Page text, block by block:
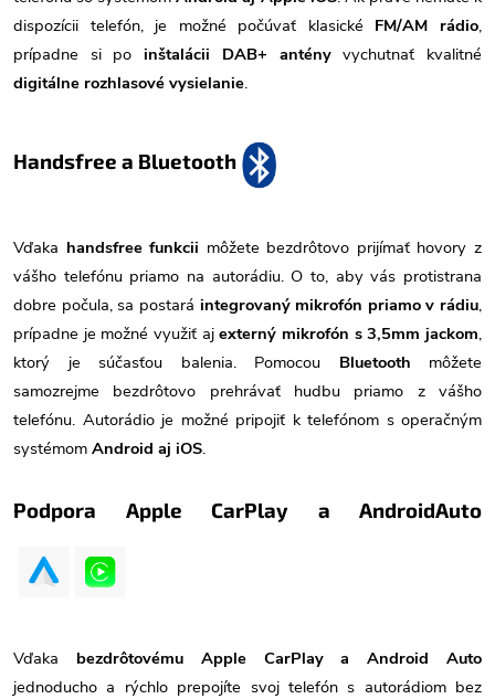
dispozícii telefón, je možné počúvať klasické FM/AM rádio,
prípadne si poinštalácii DAB+ antényvychutnať kvalitné
digitálne rozhlasové vysielanie.
Handsfree a Bluetooth
Vďaka handsfree funkcii môžete bezdrôtovo prijímať hovory z
vášho telefónu priamo na autorádiu. O to, aby vás protistrana
dobre počula, sa postará integrovaný mikrofón priamo v rádiu,
prípadne je možné využiť ajexterný mikrofón s 3,5mm jackom,
ktorý je súčasťou balenia. Pomocou Bluetooth môžete
samozrejme bezdrôtovo prehrávať hudbu priamo z vášho
telefónu. Autorádio je možné pripojiť k telefónom s operačným
systémom Android aj iOS.
Podpora Apple CarPlay a AndroidAuto
Vďaka bezdrôtovému Apple CarPlay a Android Auto
jednoducho a rýchlo prepojíte svoj telefón s autorádiom bez